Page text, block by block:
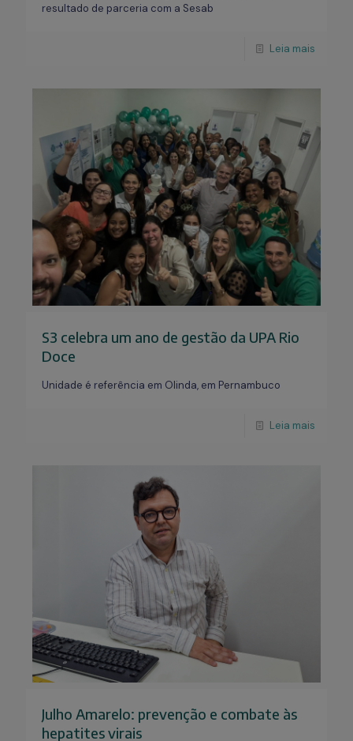
resultado de parceria com a Sesab
Leia mais
S3 celebra um ano de gestão da UPA Rio
Doce
Unidade é referência em Olinda, em Pernambuco
Leia mais
Julho Amarelo: prevenção e combate às
hepatites virais